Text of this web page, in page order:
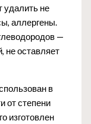
удалить не
аллергены.
—
не оставляет
в
от степени
изготовлен